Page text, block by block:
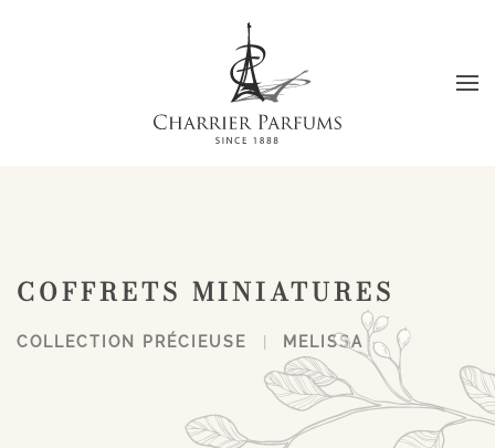
Passer au contenu principal
COFFRETS MINIATURES
COLLECTION PRÉCIEUSE MELISSA